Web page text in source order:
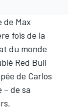
de Max
fois de la
du monde
Red Bull
de Carlos
de sa